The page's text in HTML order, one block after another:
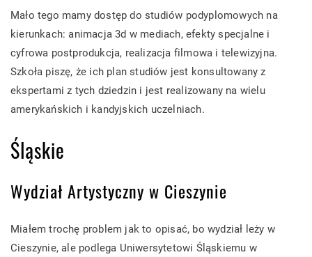
Mało tego mamy dostęp do studiów podyplomowych na
kierunkach: animacja 3d w mediach, efekty specjalne i
cyfrowa postprodukcja, realizacja filmowa i telewizyjna.
Szkoła piszę, że ich plan studiów jest konsultowany z
ekspertami z tych dziedzin i jest realizowany na wielu
amerykańskich i kandyjskich uczelniach.
Śląskie
Wydział Artystyczny w Cieszynie
Miałem trochę problem jak to opisać, bo wydział leży w
Cieszynie, ale podlega Uniwersytetowi Śląskiemu w